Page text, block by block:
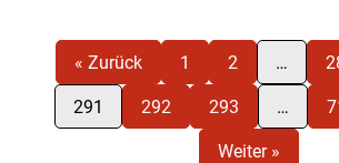
« Zurück 1 2 …
291 292 293 …
Weiter »